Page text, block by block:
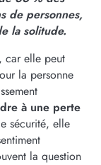
de personnes,
la solitude.
car elle peut
la personne
à une perte
sécurité, elle
la question